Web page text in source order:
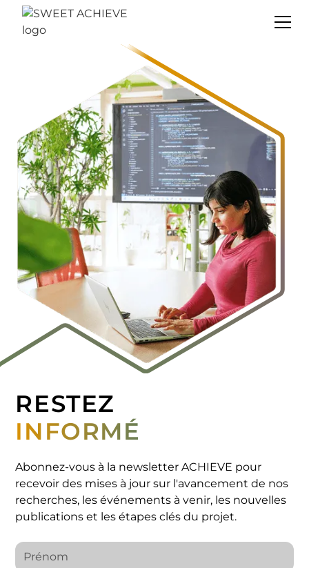
RESTEZ
INFORMÉ
Abonnez-vous à la newsletter ACHIEVE pour
recevoir des mises à jour sur l'avancement de nos
recherches, les événements à venir, les nouvelles
publications et les étapes clés du projet.